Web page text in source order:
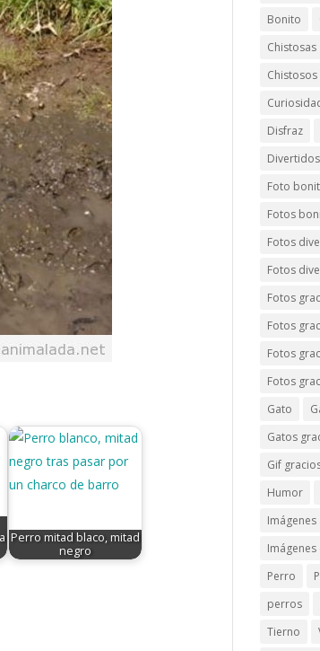
Perro mitad blaco, mitad
negro
Bonito
Chistosas
Chistosos
Disfraz
Divertidos
Foto
Fotos
Fotos
Fotos
Fotos
Fotos
Fotos
Fotos
Gato
Gatos
Gif
Humor
Perro
perros
Tierno